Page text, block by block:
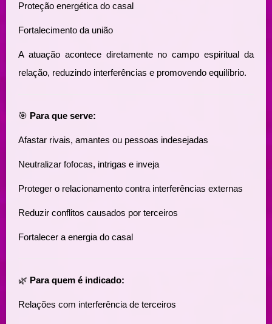
Proteção energética do casal
Fortalecimento da união
A atuação acontece diretamente no campo espiritual da
relação, reduzindo interferências e promovendo equilíbrio.
🎯 Para que serve:
Afastar rivais, amantes ou pessoas indesejadas
Neutralizar fofocas, intrigas e inveja
Proteger o relacionamento contra interferências externas
Reduzir conflitos causados por terceiros
Fortalecer a energia do casal
🌿 Para quem é indicado:
Relações com interferência de terceiros